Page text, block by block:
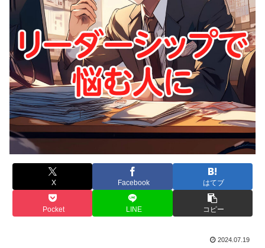
X Facebook はてブ
Pocket LINE コピー
2024.07.19